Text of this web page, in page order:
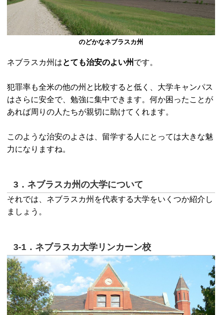
のどかなネブラスカ州
ネブラスカ州はとても治安のよい州 です。
犯罪率も全米の他の州と比較すると低く、大学キャンパス
はさらに安全で、勉強に集中できます。何か困ったことが
あれば周りの人たちが親切に助けてくれます。
このような治安のよさは、留学する人にとっては大きな魅
力になりますね。
3．ネブラスカ州の大学について
それでは、ネブラスカ州を代表する大学をいくつか紹介し
ましょう。
3-1．ネブラスカ大学リンカーン校